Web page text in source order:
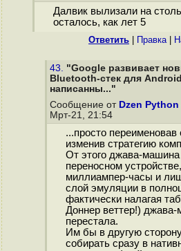
Далвик вылизали на
осталось, как лет 5
Ответить Правка|
43. "Google развивает
Bluetooth-стек для
написанны..."
Сообщение от Dzen Python
Мрт-21, 21:54
...просто переименовав
изменив стратегию
От этого джава-
переносном
миллиампер-часы и
слой эмуляции в
фактически налагая
Доннер веттер!)
перестала.
Им бы в другую
собирать сразу в